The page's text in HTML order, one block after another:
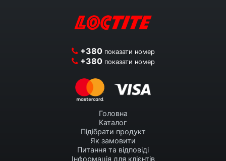
+380 показати номер
+380 показати номер
Головна
Каталог
Підібрати продукт
Як замовити
Питання та відповіді
Інформація для клієнтів